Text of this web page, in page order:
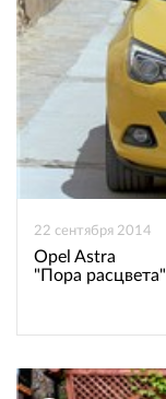
22 сентября 2014
Opel Astra
"Пора расцвета"